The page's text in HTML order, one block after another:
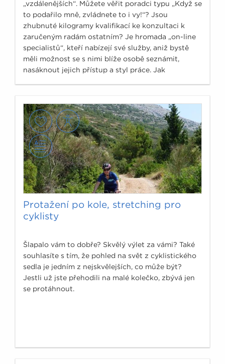
„vzdálenějších“. Můžete věřit poradci typu „Když se
to podařilo mně, zvládnete to i vy!“? Jsou
zhubnuté kilogramy kvalifikací ke konzultaci k
zaručeným radám ostatním? Je hromada „on-line
specialistů“, kteří nabízejí své služby, aniž bystě
měli možnost se s nimi blíže osobě seznámit,
nasáknout jejich přístup a styl práce. Jak
Protažení po kole, stretching pro
cyklisty
Šlapalo vám to dobře? Skvělý výlet za vámi? Také
souhlasíte s tím, že pohled na svět z cyklistického
sedla je jedním z nejskvělejších, co může být?
Jestli už jste přehodili na malé kolečko, zbývá jen
se protáhnout.